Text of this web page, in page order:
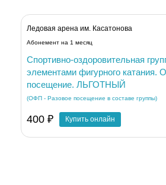
Ледовая арена им. Касатонова
Абонемент на 1 месяц
Спортивно-оздоровительная
элементами фигурного катания.
посещение. ЛЬГОТНЫЙ
(ОФП - Разовое посещение в составе группы)
400 ₽ Купить онлайн